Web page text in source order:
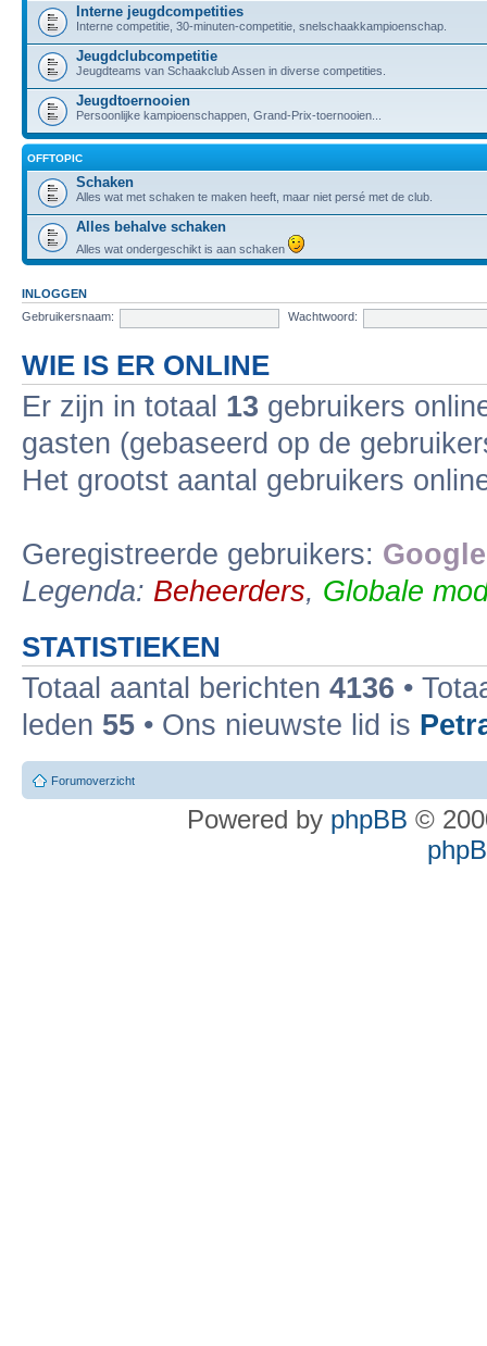
Interne jeugdcompetities
Interne competitie, 30-minuten-competitie, snelschaakkampioenschap.
Jeugdclubcompetitie
Jeugdteams van Schaakclub Assen in diverse competities.
Jeugdtoernooien
Persoonlijke kampioenschappen, Grand-Prix-toernooien...
OFFTOPIC
Schaken
Alles wat met schaken te maken heeft, maar niet persé met de club.
Alles behalve schaken
Alles wat ondergeschikt is aan schaken
INLOGGEN
Gebruikersnaam:
Wachtwoord:
WIE IS ER ONLINE
Er zijn in totaal 13 gebruikers
gasten (gebaseerd op de
Het grootst aantal gebruikers
Geregistreerde gebruikers:
Legenda: Beheerders, Globale
STATISTIEKEN
Totaal aantal berichten 4136 •
leden 55 • Ons nieuwste lid is
Forumoverzicht
Powered by phpBB ©